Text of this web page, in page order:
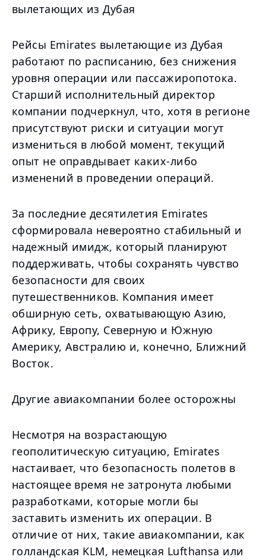
вылетающих из Дубая
Рейсы Emirates вылетающие из Дубая
работают по расписанию, без снижения
уровня операции или пассажиропотока.
Старший исполнительный директор
компании подчеркнул, что, хотя в регионе
присутствуют риски и ситуации могут
измениться в любой момент, текущий
опыт не оправдывает каких-либо
изменений в проведении операций.
За последние десятилетия Emirates
сформировала невероятно стабильный и
надежный имидж, который планируют
поддерживать, чтобы сохранять чувство
безопасности для своих
путешественников. Компания имеет
обширную сеть, охватывающую Азию,
Африку, Европу, Северную и Южную
Америку, Австралию и, конечно, Ближний
Восток.
Другие авиакомпании более осторожны
Несмотря на возрастающую
геополитическую ситуацию, Emirates
настаивает, что безопасность полетов в
настоящее время не затронута любыми
разработками, которые могли бы
заставить изменить их операции. В
отличие от них, такие авиакомпании, как
голландская KLM, немецкая Lufthansa или